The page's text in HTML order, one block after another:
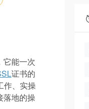
它能一次
证书的
作、实操
落地的操